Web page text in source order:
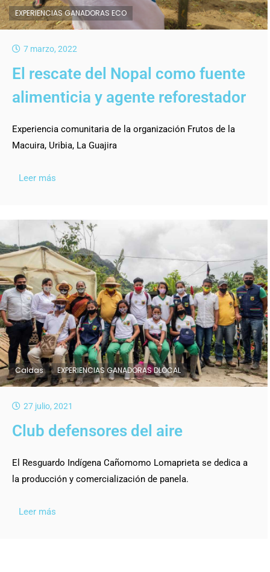
EXPERIENCIAS GANADORAS ECO
7 marzo, 2022
El rescate del Nopal como fuente
alimenticia y agente reforestador
Experiencia comunitaria de la organización Frutos de la
Macuira, Uribia, La Guajira
Leer más
Caldas EXPERIENCIAS GANADORAS DLOCAL
27 julio, 2021
Club defensores del aire
El Resguardo Indígena Cañomomo Lomaprieta se dedica a
la producción y comercialización de panela.
Leer más